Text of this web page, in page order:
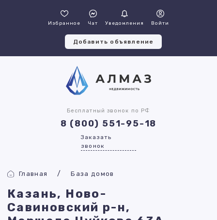
Избранное Чат Уведомления Войти
Добавить объявление
Бесплатный звонок по РФ
8 (800) 551-95-18
Заказать
звонок
Главная База домов
Казань, Ново-
Савиновский р-н,